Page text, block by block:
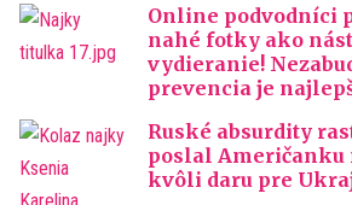
Online podvodníci
nahé fotky ako
vydieranie!
prevencia je
Ruské absurdity
poslal Američanku
kvôli daru pre